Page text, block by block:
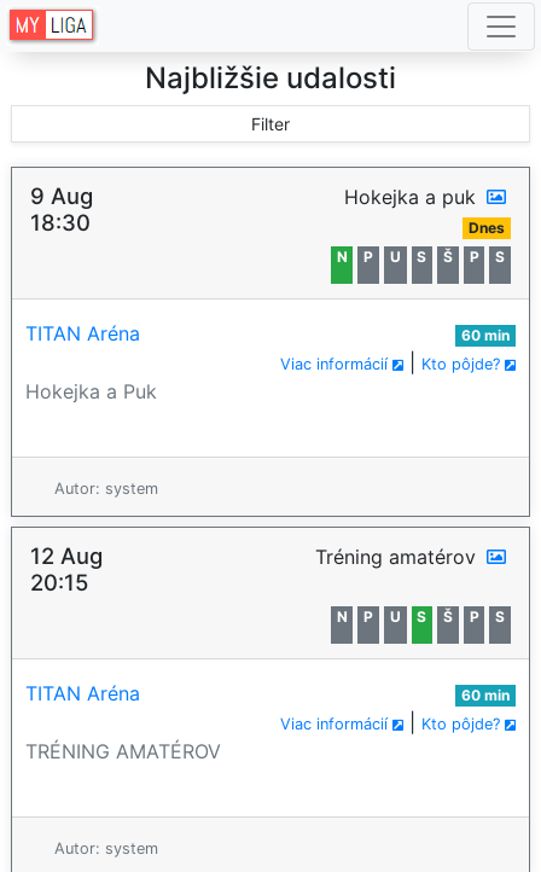
Najbližšie udalosti
Filter
9 Aug
18:30
Hokejka a puk
Dnes
N
P U S Š P S
TITAN Aréna
60 min
Viac informácií
Kto pôjde?
Hokejka a Puk
Autor: system
12 Aug
20:15
Tréning amatérov
N P U S Š P S
TITAN Aréna
60 min
Viac informácií
Kto pôjde?
TRÉNING AMATÉROV
Autor: system